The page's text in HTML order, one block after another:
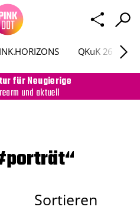
QKuK 26
für Neugierige
und aktuell
Sortieren